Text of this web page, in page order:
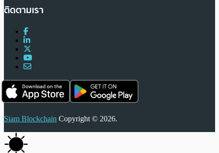
ติดตามเรา
Siam Blockchain Copyright © 2026.